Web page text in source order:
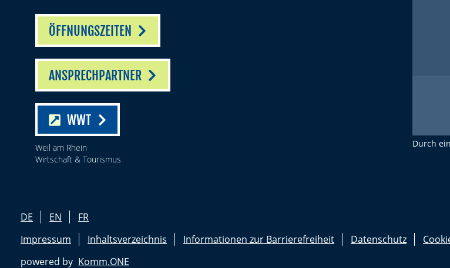
ÖFFNUNGSZEITEN
ANSPRECHPARTNER
WWT
Weil am Rhein
Wirtschaft & Tourismus
Durch
DE EN
FR
Impressum
Inhaltsverzeichnis Informationen zur Barrierefreiheit Datenschutz
powered by Komm.ONE